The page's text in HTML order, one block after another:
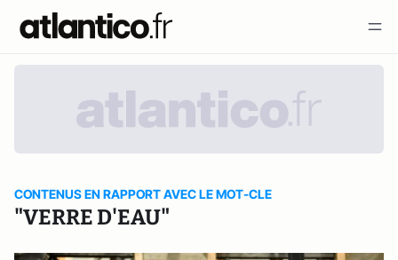
CONTENUS EN RAPPORT AVEC LE MOT-CLE
"VERRE D'EAU"